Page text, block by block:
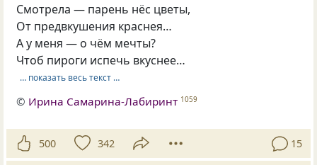
Смотрела — парень нёс цветы,
От предвкушения краснея…
А у меня — о чём мечты?
Чтоб пироги испечь вкуснее…
… показать весь текст …
© Ирина Самарина-Лабиринт 1059
500 342 15